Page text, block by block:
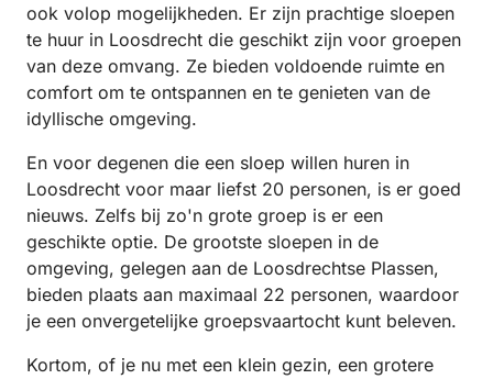
ook volop mogelijkheden. Er zijn prachtige sloepen
te huur in Loosdrecht die geschikt zijn voor groepen
van deze omvang. Ze bieden voldoende ruimte en
comfort om te ontspannen en te genieten van de
idyllische omgeving.
En voor degenen die een sloep willen huren in
Loosdrecht voor maar liefst 20 personen, is er goed
nieuws. Zelfs bij zo'n grote groep is er een
geschikte optie. De grootste sloepen in de
omgeving, gelegen aan de Loosdrechtse Plassen,
bieden plaats aan maximaal 22 personen, waardoor
je een onvergetelijke groepsvaartocht kunt beleven.
Kortom, of je nu met een klein gezin, een grotere